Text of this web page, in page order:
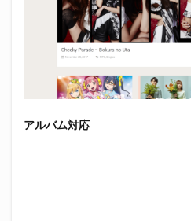
アルバム対応